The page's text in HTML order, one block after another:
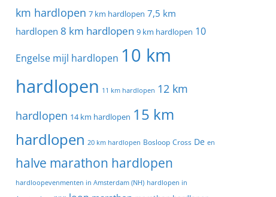
km hardlopen 7 km hardlopen 7,5 km
hardlopen 8 km hardlopen 9 km hardlopen 10
Engelse mijl hardlopen 10 km
hardlopen 11 km hardlopen 12 km
hardlopen 14 km hardlopen 15 km
hardlopen 20 km hardlopen Bosloop Cross De en
halve marathon hardlopen
hardloopevenmenten in Amsterdam (NH) hardlopen in